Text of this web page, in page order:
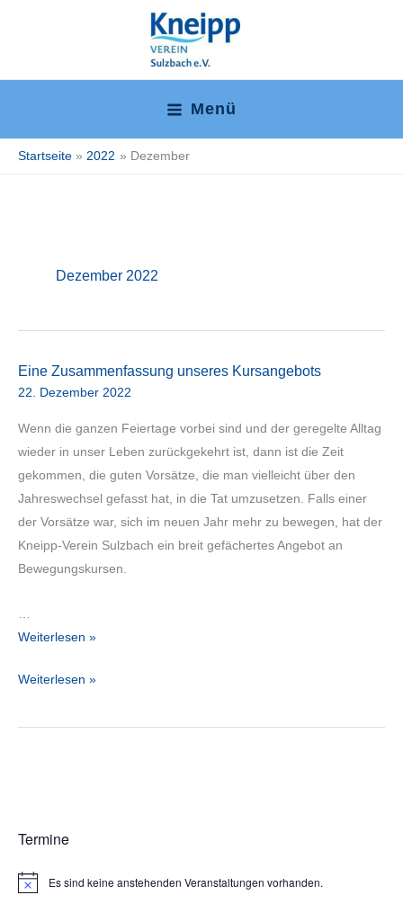
Menu
Menü
Startseite 2022 Dezember
Dezember 2022
Eine Zusammenfassung unseres Kursangebots
22. Dezember 2022
Wenn die ganzen Feiertage vorbei sind und der geregelte Alltag
wieder in unser Leben zurückgekehrt ist, dann ist die Zeit
gekommen, die guten Vorsätze, die man vielleicht über den
Jahreswechsel gefasst hat, in die Tat umzusetzen. Falls einer
der Vorsätze war, sich im neuen Jahr mehr zu bewegen, hat der
Kneipp-Verein Sulzbach ein breit gefächertes Angebot an
Bewegungskursen.
…
Eine
unseres
Weiterlesen »
Eine
unseres
Weiterlesen »
Termine
H
Es sind keine anstehenden Veranstaltungen vorhanden.